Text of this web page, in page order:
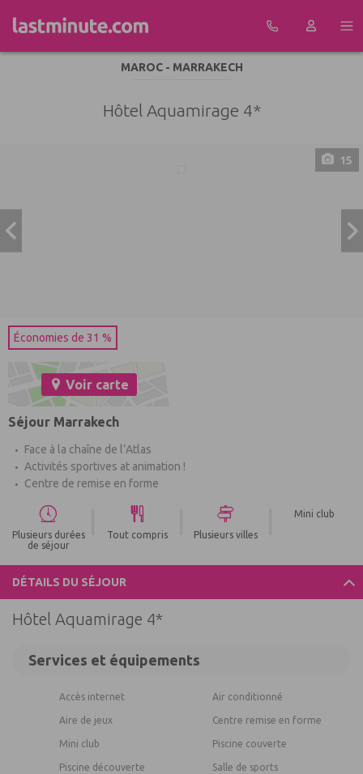
MAROC - MARRAKECH
Hôtel Aquamirage 4*
15
Économies de 31 %
Voir carte
Séjour Marrakech
Face à la chaîne de l’Atlas
Activités sportives at animation !
Centre de remise en forme
Plusieurs durées
de séjour
Tout compris Plusieurs villes
Mini club
DÉTAILS DU SÉJOUR
Hôtel Aquamirage 4*
Services et équipements
Accès internet Air conditionné
Aire de jeux Centre remise en forme
Mini club Piscine couverte
Piscine découverte Salle de sports